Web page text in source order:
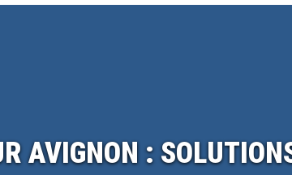
AVIGNON :